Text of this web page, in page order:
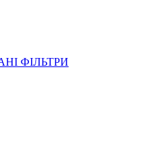
ФІЛЬТРИ